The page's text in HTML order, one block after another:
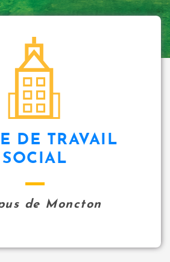
DE TRAVAIL
SOCIAL
de Moncton